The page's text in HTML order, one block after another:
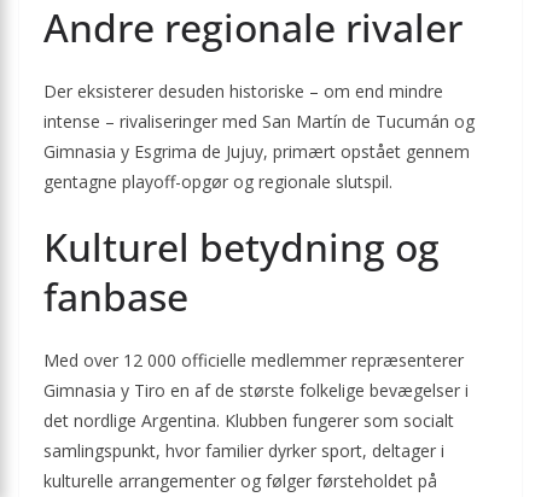
Andre regionale rivaler
Der eksisterer desuden historiske – om end mindre
intense – rivaliseringer med San Martín de Tucumán og
Gimnasia y Esgrima de Jujuy, primært opstået gennem
gentagne playoff-opgør og regionale slutspil.
Kulturel betydning og
fanbase
Med over 12 000 officielle medlemmer repræsenterer
Gimnasia y Tiro en af de største folkelige bevægelser i
det nordlige Argentina. Klubben fungerer som socialt
samlingspunkt, hvor familier dyrker sport, deltager i
kulturelle arrangementer og følger førsteholdet på